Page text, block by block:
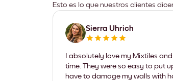
Esto es lo que nuestros clientes
Sierra Uhrich
I absolutely love my Mixtiles
time. They were so easy to put
have to damage my walls with